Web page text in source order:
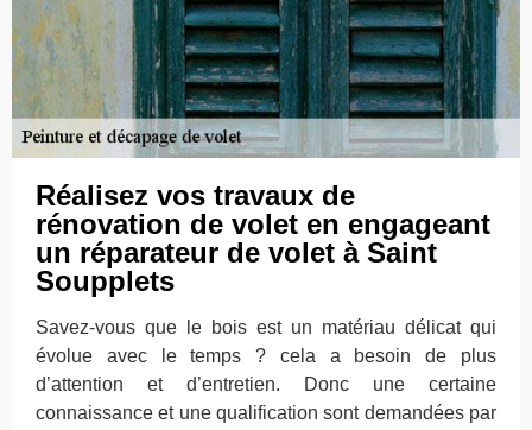
Réalisez vos travaux de
rénovation de volet en engageant
un réparateur de volet à Saint
Soupplets
Savez-vous que le bois est un matériau délicat qui
évolue avec le temps ? cela a besoin de plus
d’attention et d’entretien. Donc une certaine
connaissance et une qualification sont demandées par